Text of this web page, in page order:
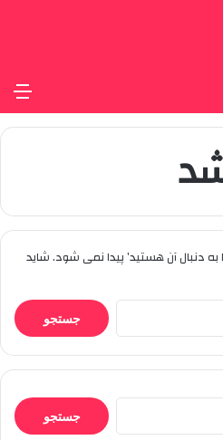
آن هستید’ پیدا نمی شود. شاید
جستجو
برای:
جستجو
برای: